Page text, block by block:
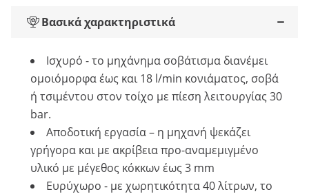
Βασικά χαρακτηριστικά
Ισχυρό - το μηχάνημα σοβάτισμα διανέμει
ομοιόμορφα έως και 18 l/min κονιάματος, σοβά
ή τσιμέντου στον τοίχο με πίεση λειτουργίας 30
bar.
Αποδοτική εργασία – η μηχανή ψεκάζει
γρήγορα και με ακρίβεια προ-αναμεμιγμένο
υλικό με μέγεθος κόκκων έως 3 mm
Ευρύχωρο - με χωρητικότητα 40 λίτρων, το